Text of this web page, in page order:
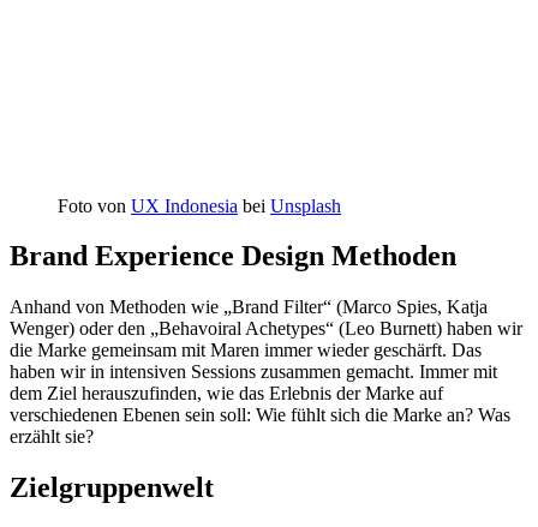
Foto von UX Indonesia bei Unsplash
Brand Experience Design Methoden
Anhand von Methoden wie „Brand Filter“ (Marco Spies, Katja
Wenger) oder den „Behavoiral Achetypes“ (Leo Burnett) haben wir
die Marke gemeinsam mit Maren immer wieder geschärft. Das
haben wir in intensiven Sessions zusammen gemacht. Immer mit
dem Ziel herauszufinden, wie das Erlebnis der Marke auf
verschiedenen Ebenen sein soll: Wie fühlt sich die Marke an? Was
erzählt sie?
Zielgruppenwelt